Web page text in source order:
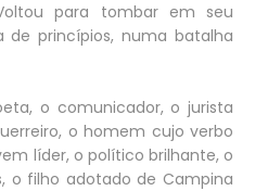
para tombar em seu
de princípios, numa batalha
o comunicador, o jurista
o homem cujo verbo
líder, o político brilhante, o
o filho adotado de Campina